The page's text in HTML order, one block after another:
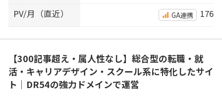
PV/月（直近） GA連携 176
【300記事超え・属人性なし】総合型の転職・就
活・キャリアデザイン・スクール系に特化したサイ
ト｜DR54の強力ドメインで運営